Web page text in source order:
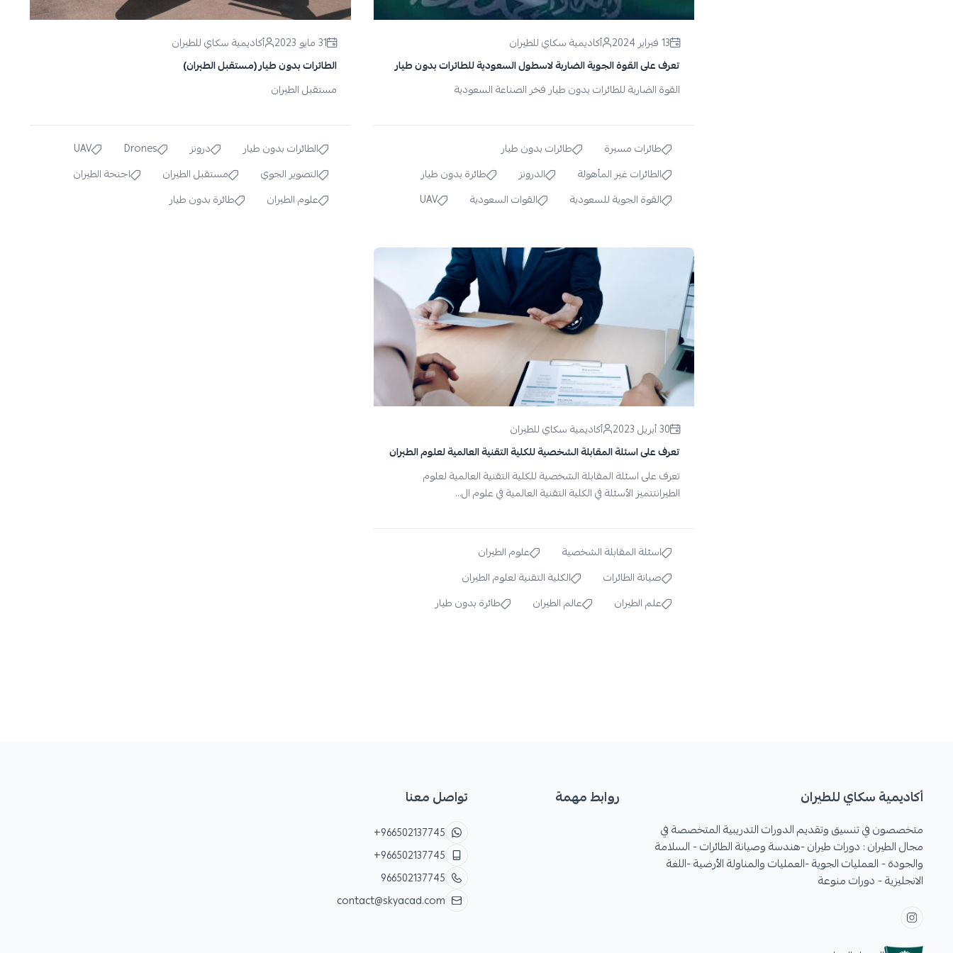
13 فبراير 2024
أكاديمية سكاي للطيران
تعرف على القوة الجوية الضاربة لاسطول السعودية للطائرات بدون طيار
القوة الضاربة للطائرات بدون طيار فخر الصناعة السعودية
طائرات مسيرة
طائرات بدون طيار
الطائرات غير المأهولة
الدرونز
طائرة بدون طيار
القوة الجوية للسعودية
القوات السعودية UAV
31 مايو 2023
أكاديمية سكاي للطيران
الطائرات بدون طيار (مستقبل الطيران)
مستقبل الطيران
الطائرات بدون طيار درونز Drones
UAV
التصوير الجوي
مستقبل الطيران
اجنحة الطيران
علوم الطيران
طائرة بدون طيار
30 أبريل 2023
أكاديمية سكاي للطيران
تعرف على اسئلة المقابلة الشخصية للكلية التقنية العالمية لعلوم الطيران
تعرف على اسئلة المقابلة الشخصية للكلية التقنية العالمية لعلوم
الطيرانتتميز الأسئلة في الكلية التقنية العالمية في علوم ال...
اسئلة المقابلة الشخصية
علوم الطيران
صيانة الطائرات
الكلية التقنية لعلوم الطيران
علم الطيران
عالم الطيران طائرة بدون طيار
أكاديمية سكاي للطيران
متخصصون في تنسيق وتقديم الدورات التدريبية المتخصصة في
مجال الطيران : دورات طيران -هندسة وصيانة الطائرات - السلامة
والجودة - العمليات الجوية -العمليات والمناولة الأرضية -اللغة
الانجليزية - دورات منوعة
روابط مهمة تواصل معنا
+966502137745
+966502137745
966502137745
contact@skyacad.com